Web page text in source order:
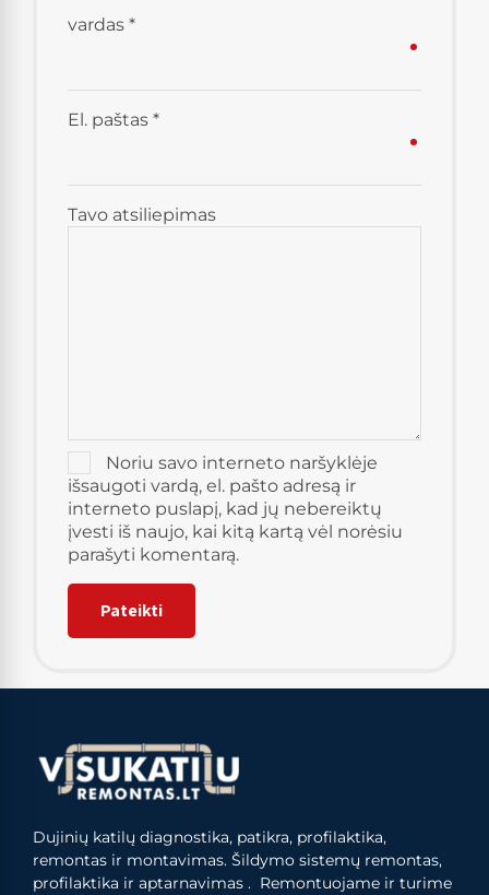
Tavo atsiliepimas
vardas *
El. paštas *
Noriu savo interneto naršyklėje
išsaugoti vardą, el. pašto adresą ir
interneto puslapį, kad jų nebereiktų
įvesti iš naujo, kai kitą kartą vėl norėsiu
parašyti komentarą.
Dujinių katilų diagnostika, patikra, profilaktika,
remontas ir montavimas. Šildymo sistemų remontas,
profilaktika ir aptarnavimas . Remontuojame ir turime